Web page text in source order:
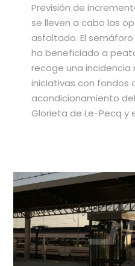
Previsión de
se lleven a cabo las
asfaltado. El
ha beneficiado a
recoge una incidencia
iniciativas con fondos
acondicionamiento
Glorieta de Le-Pecq y